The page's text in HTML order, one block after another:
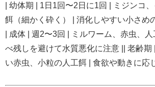
| 幼体期 | 1日1回〜2日に1回 | ミジンコ
餌（細かく砕く） | 消化しやすい小さめ
| 成体 | 週2〜3回 | ミルワーム、赤虫、
べ残しを避けて水質悪化に注意 || 老齢期
い赤虫、小粒の人工餌 | 食欲や動きに応